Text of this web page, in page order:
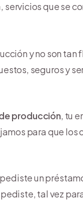
que se
y no son
seguros y
producción, tu
para que los
un
tal vez